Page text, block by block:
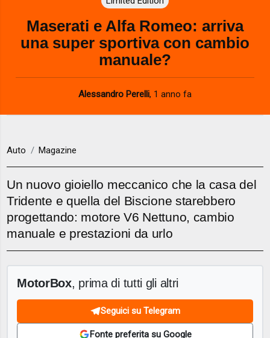
Maserati e Alfa Romeo: arriva
una super sportiva con cambio
manuale?
Alessandro Perelli, 1 anno fa
Auto Magazine
Un nuovo gioiello meccanico che la casa del
Tridente e quella del Biscione starebbero
progettando: motore V6 Nettuno, cambio
manuale e prestazioni da urlo
MotorBox, prima di tutti gli altri
Seguici su Telegram
Fonte preferita su Google